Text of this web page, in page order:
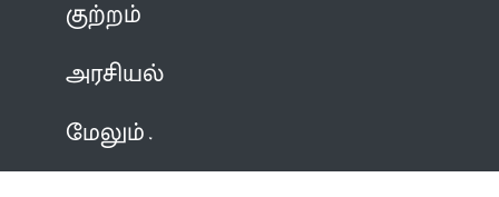
குற்றம்
அரசியல்
மேலும்